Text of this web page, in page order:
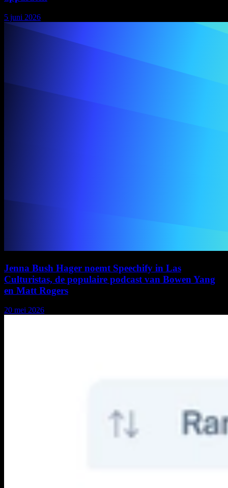
5 juni 2026
Jenna Bush Hager noemt Speechify in Las
Culturistas, de populaire podcast van Bowen Yang
en Matt Rogers
20 mei 2026